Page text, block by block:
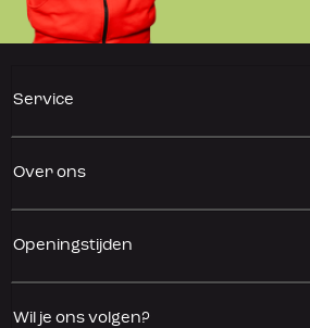
Service
Over ons
Openingstijden
Wil je ons volgen?